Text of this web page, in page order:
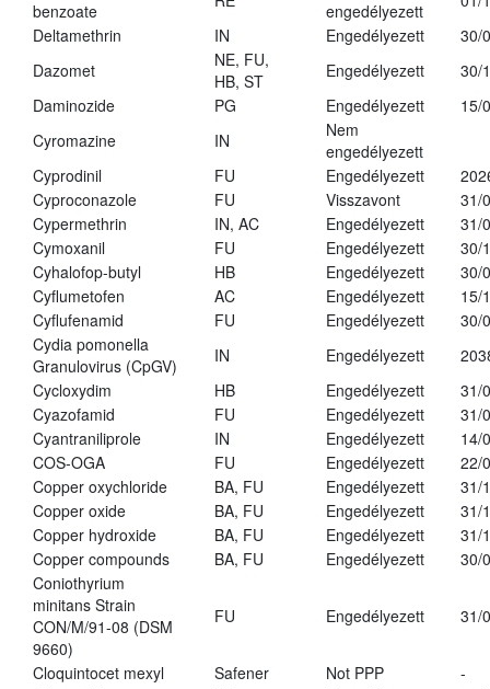
benzoate
engedélyezett
Deltamethrin
IN Engedélyezett
30/
Dazomet
NE, FU,
HB, ST
Engedélyezett
30/
Daminozide
PG Engedélyezett
15/
Cyromazine
IN
Nem
engedélyezett
Cyprodinil
FU Engedélyezett
Cyproconazole
FU Visszavont
31/
Cypermethrin
IN, AC Engedélyezett
31/
Cymoxanil
FU Engedélyezett
30/
Cyhalofop-butyl
HB Engedélyezett
30/
Cyflumetofen
AC Engedélyezett
15/
Cyflufenamid
FU Engedélyezett
30/
Cydia pomonella
Granulovirus (CpGV)
IN Engedélyezett
Cycloxydim
HB Engedélyezett
31/
Cyazofamid
FU Engedélyezett
31/
Cyantraniliprole
IN Engedélyezett
14/
COS-OGA
FU Engedélyezett
22/
Copper oxychloride
BA, FU Engedélyezett
31/
Copper oxide
BA, FU Engedélyezett
31/
Copper hydroxide
BA, FU Engedélyezett
31/
Copper compounds
BA, FU Engedélyezett
30/
Coniothyrium
minitans Strain
CON/M/91-08 (DSM
9660)
FU Engedélyezett 31/
Cloquintocet mexyl Safener Not PPP
-